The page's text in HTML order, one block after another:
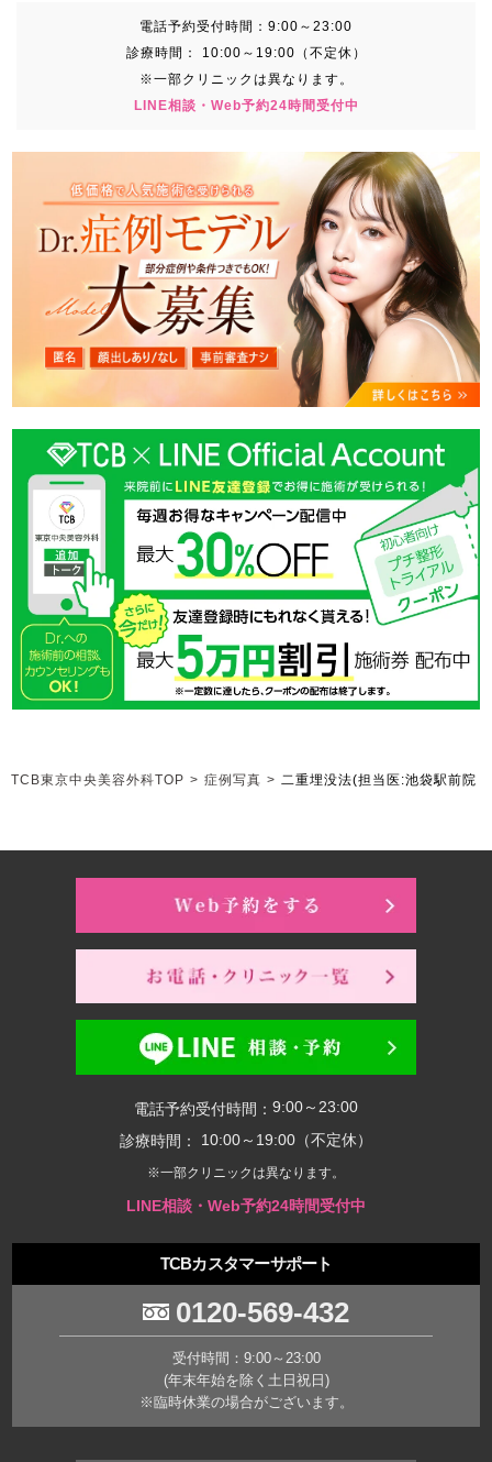
電話予約受付時間： 9:00～23:00
診療時間：
10:00～19:00（不定休）
※一部クリニックは異なります。
LINE相談・Web予約24時間受付中
TCB東京中央美容外科TOP > 症例写真 > 二重埋没法(担当医:池袋駅前院
電話予約受付時間： 9:00～23:00
診療時間：
10:00～19:00（不定休）
※一部クリニックは異なります。
LINE相談・Web予約24時間受付中
TCBカスタマーサポート
0120-569-432
受付時間：9:00～23:00
(年末年始を除く土日祝日)
※臨時休業の場合がございます。